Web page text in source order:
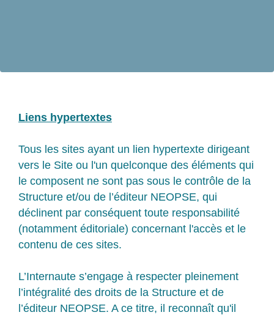
Liens hypertextes
Tous les sites ayant un lien hypertexte dirigeant
vers le Site ou l'un quelconque des éléments qui
le composent ne sont pas sous le contrôle de la
Structure et/ou de l’éditeur NEOPSE, qui
déclinent par conséquent toute responsabilité
(notamment éditoriale) concernant l'accès et le
contenu de ces sites.
L’Internaute s’engage à respecter pleinement
l’intégralité des droits de la Structure et de
l’éditeur NEOPSE. A ce titre, il reconnaît qu'il